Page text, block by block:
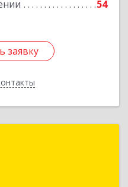
54
заявку
Подробнее
заявку
обл, Усть-Илимск г,